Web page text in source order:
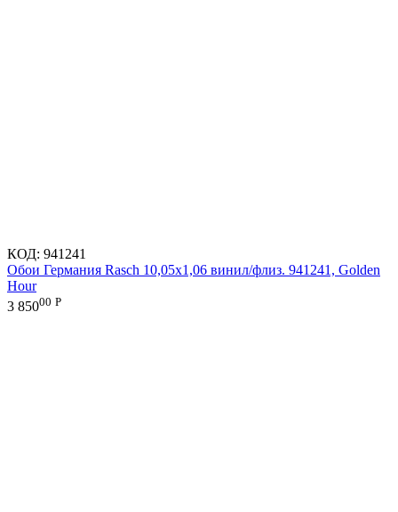
КОД: 941241
Обои Германия Rasch 10,05x1,06 винил/флиз. 941241, Golden
Hour
3 85000 Р